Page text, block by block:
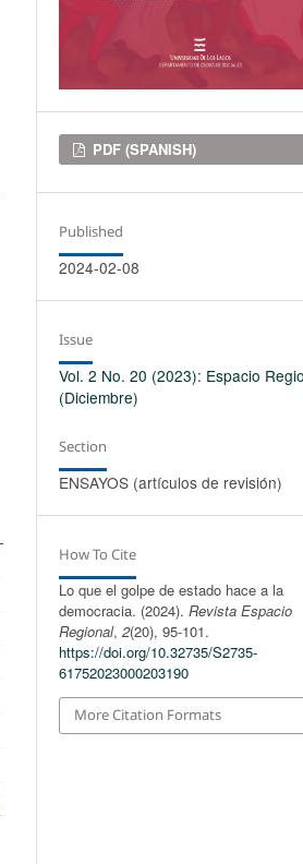
Downloads
PDF (SPANISH)
Published
2024-02-08
Issue
Vol. 2 No. 20 (2023): Espacio
(Diciembre)
Section
ENSAYOS (artículos de revisión)
How To Cite
Lo que el golpe de estado hace a la
democracia. (2024).Revista Espacio
Regional,2(20), 95-101.
https://doi.org/10.32735/S2735-
61752023000203190
More Citation Formats